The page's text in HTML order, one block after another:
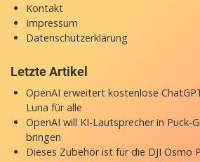
Kontakt
Impressum
Datenschutzerklärung
Letzte Artikel
OpenAI erweitert kostenlose
Luna für alle
OpenAI will KI-Lautsprecher in Puck-
bringen
Dieses Zubehör ist für die DJI Osmo